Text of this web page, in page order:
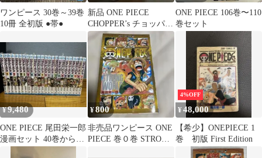
ワンピース 30巻～39巻
10冊 全初版 ●帯●
新品 ONE PIECE
CHOPPER’s チョッパー
ズカード付き
ONE PIECE 106巻〜110
巻セット
¥9,480
ONE PIECE 尾田栄一郎
漫画セット 40巻から63
¥800
非売品ワンピース ONE
PIECE 巻０巻 STRONG
4%OFF
¥48,000
【希少】ONEPIECE 1
巻 初版 First Edition